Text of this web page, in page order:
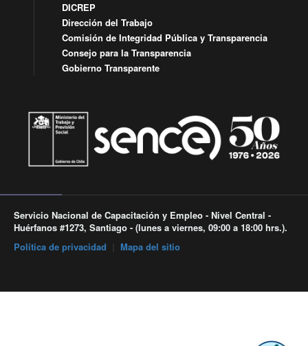
DICREP
Dirección del Trabajo
Comisión de Integridad Pública y Transparencia
Consejo para la Transparencia
Gobierno Transparente
Servicio Nacional de Capacitación y Empleo - Nivel Central -
Huérfanos #1273, Santiago - (lunes a viernes, 09:00 a 18:00 hrs.).
Política de privacidad
Mapa del sitio